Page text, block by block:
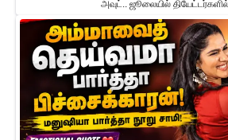
அவுட்.. ஜூலையில்